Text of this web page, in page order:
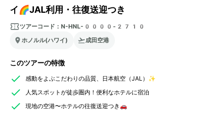
イ🌈JAL利用・往復送迎つき
ツアーコード： N-HNL-0000-2710
ホノルル(ハワイ)
成田空港
このツアーの特徴
感動をよぶこだわりの品質、日本航空（JAL）✨
人気スポットが徒歩圏内！便利なホテルに宿泊
現地の空港〜ホテルの往復送迎つき🚗